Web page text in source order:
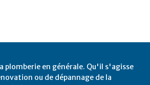
plomberie en générale. Qu'il s'agisse
ou de dépannage de la